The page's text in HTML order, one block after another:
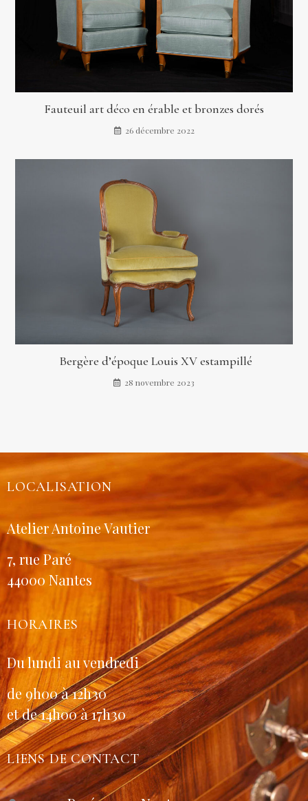
Fauteuil art déco en érable et bronzes dorés
26 décembre 2022
Bergère d’époque Louis XV estampillé
28 novembre 2023
LOCALISATION
Atelier Antoine Vautier
7, rue Paré
44000 Nantes
HORAIRES
Du lundi au vendredi
de 9h00 à 12h30
et de 14h00 à 17h30
LIENS DE CONTACT